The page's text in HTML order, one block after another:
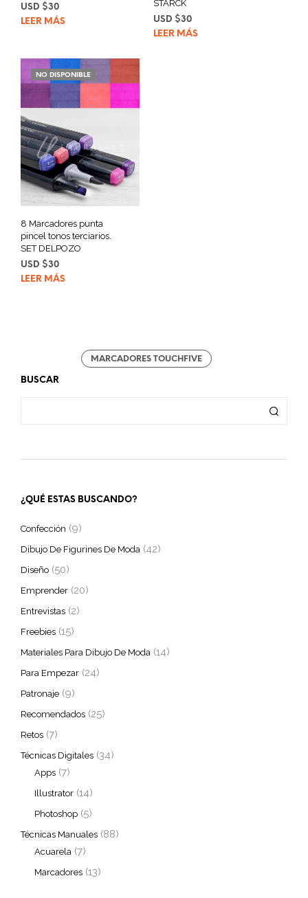
USD $30
LEER MÁS
STARCK
USD $30
LEER MÁS
NO DISPONIBLE
8 Marcadores punta
pincel tonos terciarios.
SET DELPOZO
USD $30
LEER MÁS
MARCADORES TOUCHFIVE
BUSCAR
¿QUÉ ESTAS BUSCANDO?
Confección (9)
Dibujo De Figurines De Moda (42)
Diseño (50)
Emprender (20)
Entrevistas (2)
Freebies (15)
Materiales Para Dibujo De Moda (14)
Para Empezar (24)
Patronaje (9)
Recomendados (25)
Retos (7)
Técnicas Digitales (34)
Apps (7)
Illustrator (14)
Photoshop (5)
Técnicas Manuales (88)
Acuarela (7)
Marcadores (13)